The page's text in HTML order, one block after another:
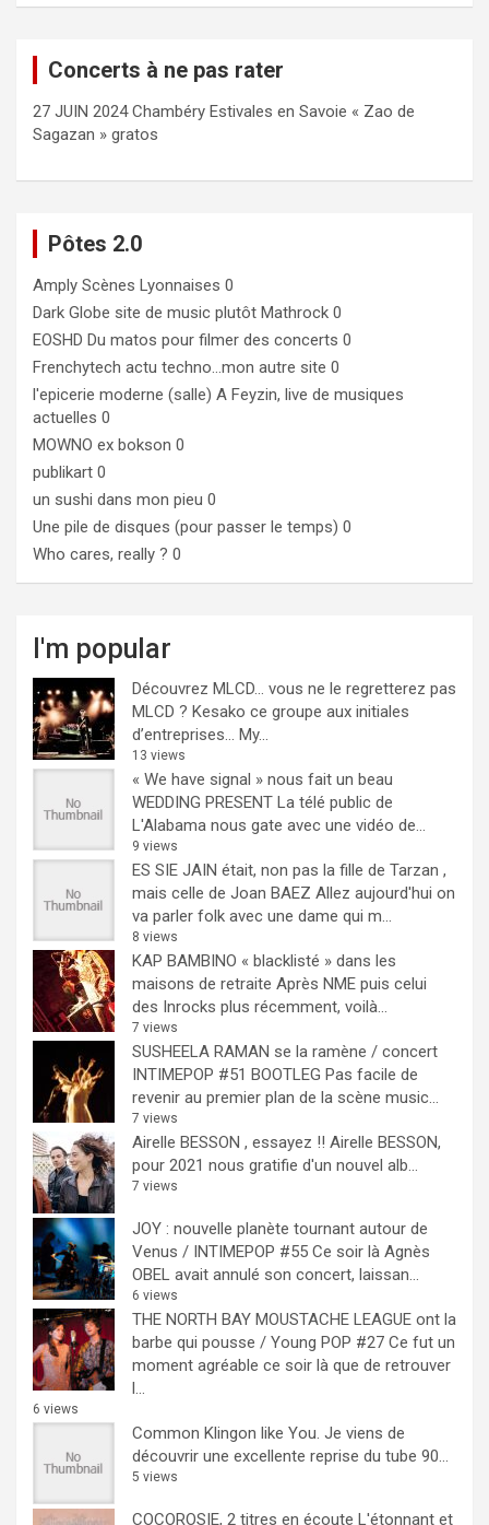
Concerts à ne pas rater
27 JUIN 2024 Chambéry Estivales en Savoie « Zao de
Sagazan » gratos
Pôtes 2.0
Amply Scènes Lyonnaises 0
Dark Globe site de music plutôt Mathrock 0
EOSHD Du matos pour filmer des concerts 0
Frenchytech actu techno…mon autre site 0
l'epicerie moderne (salle) A Feyzin, live de musiques
actuelles 0
MOWNO ex bokson 0
publikart 0
un sushi dans mon pieu 0
Une pile de disques (pour passer le temps) 0
Who cares, really ? 0
I'm popular
Découvrez MLCD… vous ne le regretterez pas
MLCD ? Kesako ce groupe aux initiales
d’entreprises… My...
13 views
« We have signal » nous fait un beau
WEDDING PRESENT La télé public de
L'Alabama nous gate avec une vidéo de...
9 views
ES SIE JAIN était, non pas la fille de Tarzan ,
mais celle de Joan BAEZ Allez aujourd'hui on
va parler folk avec une dame qui m...
8 views
KAP BAMBINO « blacklisté » dans les
maisons de retraite Après NME puis celui
des Inrocks plus récemment, voilà...
7 views
SUSHEELA RAMAN se la ramène / concert
INTIMEPOP #51 BOOTLEG Pas facile de
revenir au premier plan de la scène music...
7 views
Airelle BESSON , essayez !! Airelle BESSON,
pour 2021 nous gratifie d'un nouvel alb...
7 views
JOY : nouvelle planète tournant autour de
Venus / INTIMEPOP #55 Ce soir là Agnès
OBEL avait annulé son concert, laissan...
6 views
THE NORTH BAY MOUSTACHE LEAGUE ont la
barbe qui pousse / Young POP #27 Ce fut un
moment agréable ce soir là que de retrouver
l...
6 views
Common Klingon like You. Je viens de
découvrir une excellente reprise du tube 90...
5 views
COCOROSIE, 2 titres en écoute L'étonnant et